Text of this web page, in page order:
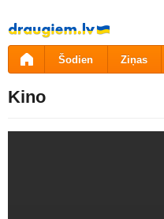
Pāriet
uz
saturu
Šodien Ziņas
Kino